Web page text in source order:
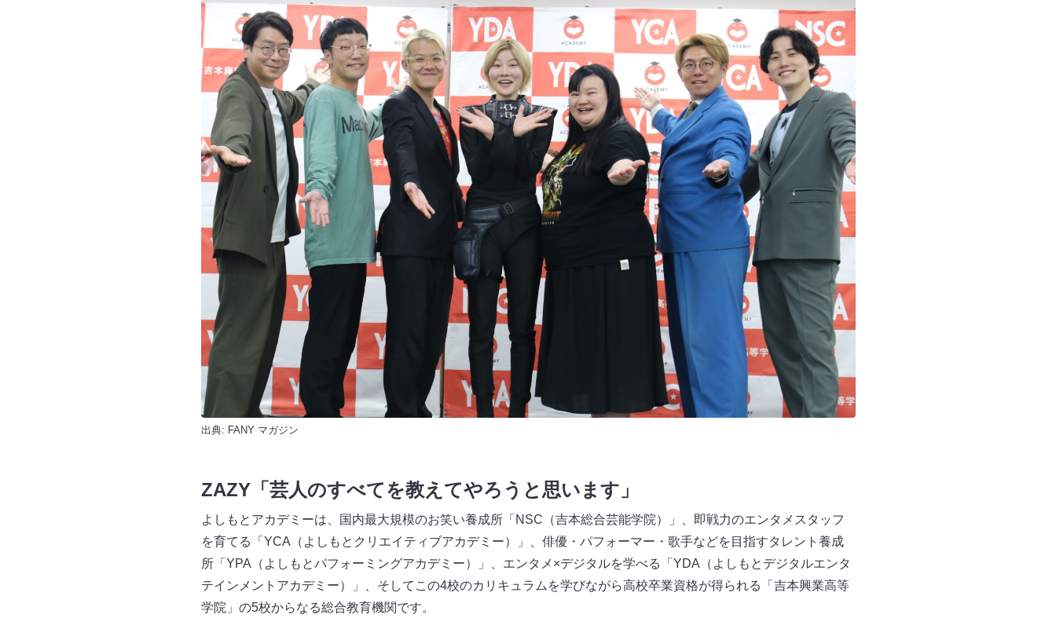
出典: FANY マガジン
ZAZY「芸人のすべてを教えてやろうと思います」
よしもとアカデミーは、国内最大規模のお笑い養成所「NSC（吉本総合芸能学院）」、即戦力のエンタメスタッフ
を育てる「YCA（よしもとクリエイティブアカデミー）」、俳優・パフォーマー・歌手などを目指すタレント養成
所「YPA（よしもとパフォーミングアカデミー）」、エンタメ×デジタルを学べる「YDA（よしもとデジタルエンタ
テインメントアカデミー）」、そしてこの4校のカリキュラムを学びながら高校卒業資格が得られる「吉本興業高等
学院」の5校からなる総合教育機関です。